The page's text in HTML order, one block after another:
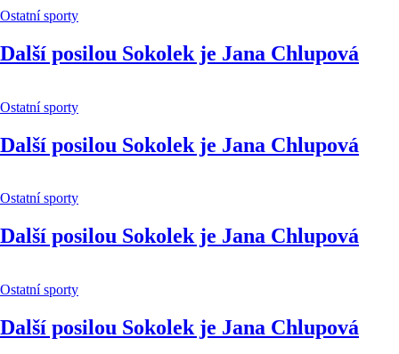
Ostatní sporty
Další posilou Sokolek je Jana Chlupová
Ostatní sporty
Další posilou Sokolek je Jana Chlupová
Ostatní sporty
Další posilou Sokolek je Jana Chlupová
Ostatní sporty
Další posilou Sokolek je Jana Chlupová